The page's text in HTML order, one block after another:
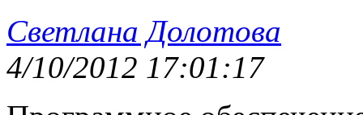
Светлана Долотова
4/10/2012 17:01:17